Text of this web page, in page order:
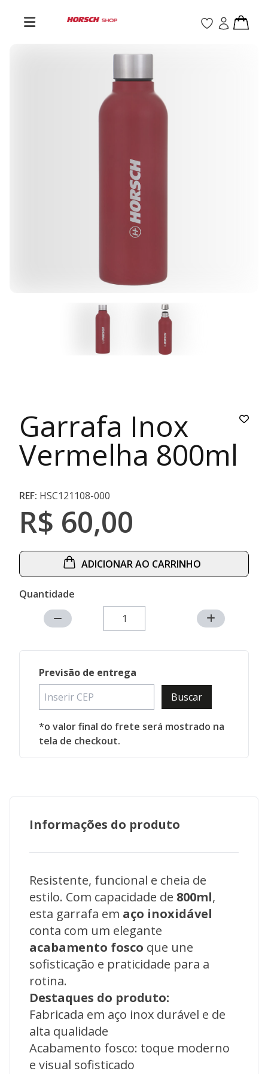
Garrafa Inox
Vermelha 800ml
REF: HSC121108-000
R$ 60,00
ADICIONAR AO CARRINHO
Quantidade
Previsão de entrega
Buscar
*o valor final do frete será mostrado na
tela de checkout.
Informações do produto
Resistente, funcional e cheia de
estilo. Com capacidade de 800ml,
esta garrafa em aço inoxidável
conta com um elegante
acabamento fosco que une
sofisticação e praticidade para a
rotina.
Destaques do produto:
Fabricada em aço inox durável e de
alta qualidade
Acabamento fosco: toque moderno
e visual sofisticado